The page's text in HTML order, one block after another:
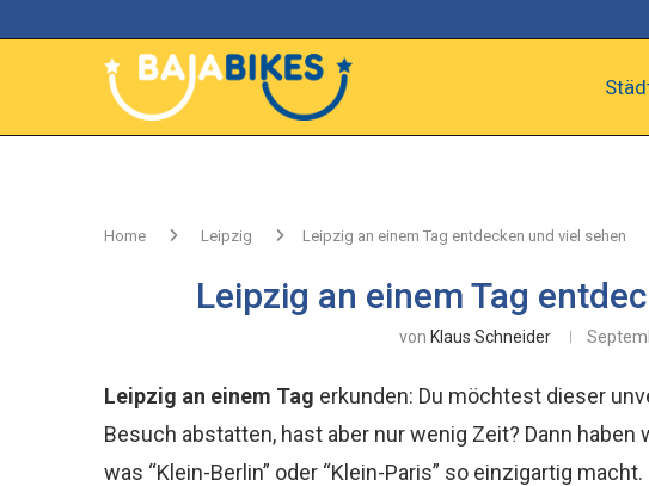
Home Leipzig Leipzig an einem Tag entdecken und viel sehen
Leipzig an einem Tag
von Klaus Schneider
Leipzig an einem Tag erkunden: Du möchtest dieser
Besuch abstatten, hast aber nur wenig Zeit? Dann
was “Klein-Berlin” oder “Klein-Paris” so einzigartig